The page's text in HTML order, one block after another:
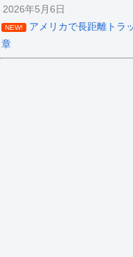
2026年5月6日
NEW!
アメリカで長距離トラ
章